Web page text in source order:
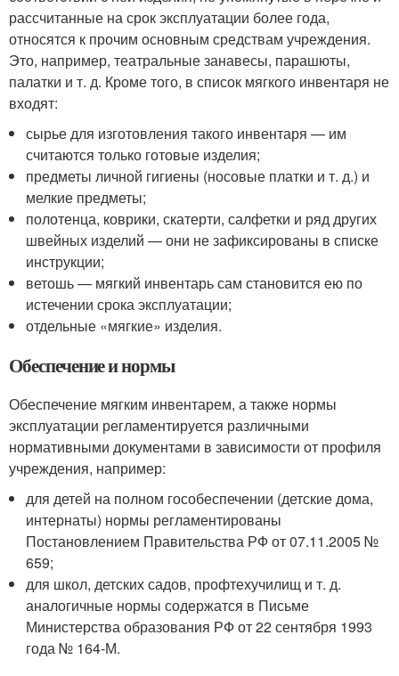
рассчитанные на срок эксплуатации более года,
относятся к прочим основным средствам учреждения.
Это, например, театральные занавесы, парашюты,
палатки и т. д. Кроме того, в список мягкого инвентаря не
входят:
сырье для изготовления такого инвентаря — им
считаются только готовые изделия;
предметы личной гигиены (носовые платки и т. д.) и
мелкие предметы;
полотенца, коврики, скатерти, салфетки и ряд других
швейных изделий — они не зафиксированы в списке
инструкции;
ветошь — мягкий инвентарь сам становится ею по
истечении срока эксплуатации;
отдельные «мягкие» изделия.
Обеспечение и нормы
Обеспечение мягким инвентарем, а также нормы
эксплуатации регламентируется различными
нормативными документами в зависимости от профиля
учреждения, например:
для детей на полном гособеспечении (детские дома,
интернаты) нормы регламентированы
Постановлением Правительства РФ от 07.11.2005 №
659;
для школ, детских садов, профтехучилищ и т. д.
аналогичные нормы содержатся в Письме
Министерства образования РФ от 22 сентября 1993
года № 164-М.